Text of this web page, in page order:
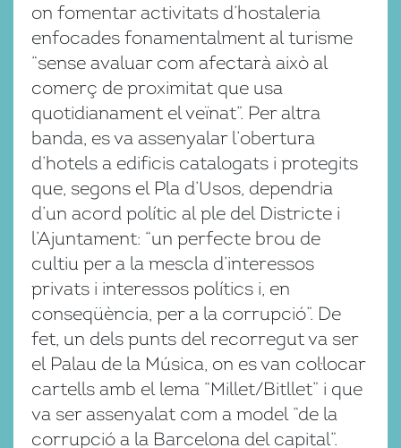
on fomentar activitats d’hostaleria
enfocades fonamentalment al turisme
“sense avaluar com afectarà això al
comerç de proximitat que usa
quotidianament el veïnat”. Per altra
banda, es va assenyalar l’obertura
d’hotels a edificis catalogats i protegits
que, segons el Pla d’Usos, dependria
d’un acord polític al ple del Districte i
l’Ajuntament: “un perfecte brou de
cultiu per a la mescla d’interessos
privats i interessos polítics i, en
conseqüència, per a la corrupció”. De
fet, un dels punts del recorregut va ser
el Palau de la Música, on es van col·locar
cartells amb el lema “Millet/Bitllet” i que
va ser assenyalat com a model “de la
corrupció a la Barcelona del capital”.